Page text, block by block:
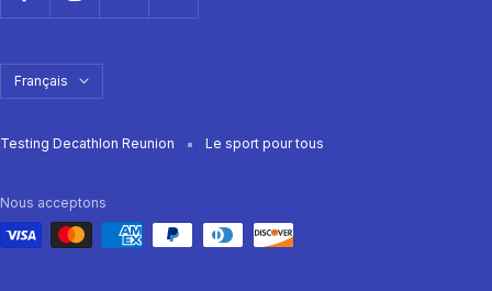
Langue
Français
Testing Decathlon Reunion Le sport pour tous
Nous acceptons